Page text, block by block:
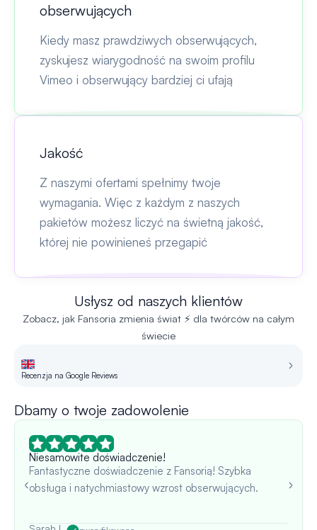
obserwujących
Kiedy masz prawdziwych obserwujących,
zyskujesz wiarygodność na swoim profilu
Vimeo i obserwujący bardziej ci ufają
Jakość
Z naszymi ofertami spełnimy twoje
wymagania. Więc z każdym z naszych
pakietów możesz liczyć na świetną jakość,
której nie powinieneś przegapić
Usłysz od naszych klientów
Zobacz, jak Fansoria zmienia świat ⚡ dla twórców na całym
świecie
Recenzja na Google Reviews
Dbamy o twoje zadowolenie
Niesamowite doświadczenie!
Fantastyczne doświadczenie z Fansorią! Szybka
obsługa i natychmiastowy wzrost obserwujących.